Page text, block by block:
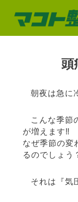
頭
朝夜は急に
こんな季節
が増えます‼︎
なぜ季節の変
るのでしょう
それは『気